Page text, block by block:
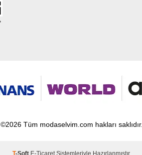
©2026 Tüm modaselvim.com hakları saklıdır.
T-Soft E-Ticaret Sistemleriyle Hazırlanmıştır.